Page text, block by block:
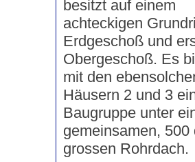
besitzt auf einem
achteckigen
Erdgeschoß und
Obergeschoß. Es
mit den
Häusern 2 und 3
Baugruppe unter
gemeinsamen, 500
grossen Rohrdach.